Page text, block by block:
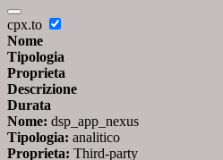
cpx.to
Nome
Tipologia
Proprieta
Descrizione
Durata
Nome: dsp_app_nexus
Tipologia: analitico
Proprieta: Third-party